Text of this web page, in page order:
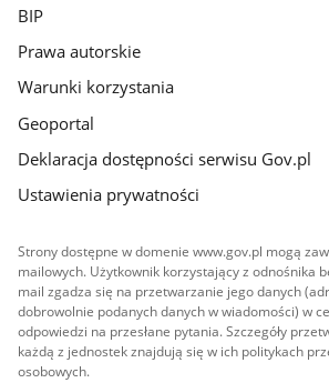
BIP
Prawa autorskie
Warunki korzystania
Geoportal
Deklaracja dostępności serwisu Gov.pl
Ustawienia prywatności
Strony dostępne w domenie www.gov.pl mogą
mailowych. Użytkownik korzystający z odnośnika
mail zgadza się na przetwarzanie jego danych
dobrowolnie podanych danych w wiadomości) w
odpowiedzi na przesłane pytania. Szczegóły
każdą z jednostek znajdują się w ich politykach
osobowych.